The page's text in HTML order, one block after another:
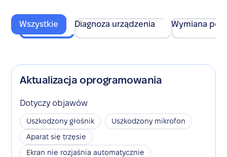
Wszystkie Diagnoza urządzenia Wymiana
Aktualizacja oprogramowania
Dotyczy objawów
Uszkodzony głośnik
Uszkodzony mikrofon
Aparat się trzęsie
Ekran nie rozjaśnia automatycznie